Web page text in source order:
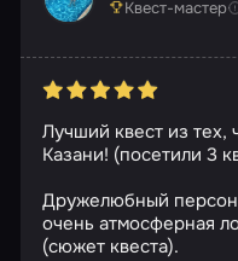
Квест-мастер
Лучший квест из тех,
Казани! (посетили 3
Дружелюбный
очень атмосферная
(сюжет квеста).